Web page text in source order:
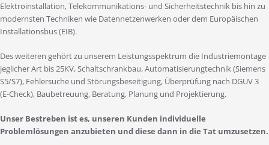
Elektroinstallation, Telekommunikations- und Sicherheitstechnik bis hin zu
modernsten Techniken wie Datennetzenwerken oder dem Europäischen
Installationsbus (EIB).
Des weiteren gehört zu unserem Leistungsspektrum die Industriemontage
jeglicher Art bis 25KV, Schaltschrankbau, Automatisierungtechnik (Siemens
S5/S7), Fehlersuche und Störungsbeseitigung, Überprüfung nach DGUV 3
(E-Check), Baubetreuung, Beratung, Planung und Projektierung.
Unser Bestreben ist es, unseren Kunden individuelle
Problemlösungen anzubieten und diese dann in die Tat umzusetzen.